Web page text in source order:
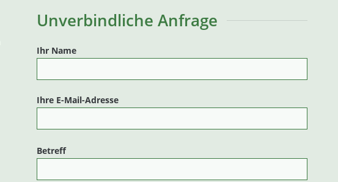
Unverbindliche Anfrage
Ihr Name
Ihre E-Mail-Adresse
Betreff